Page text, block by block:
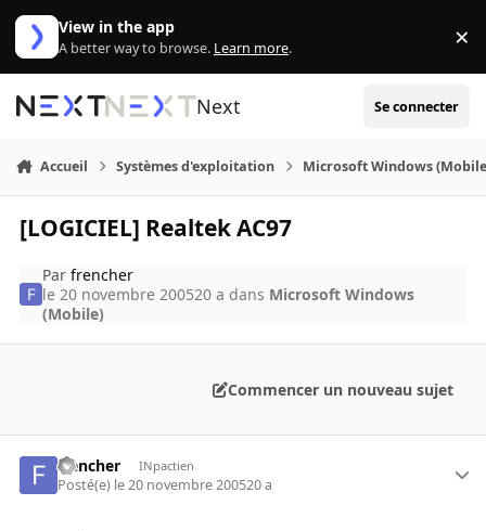
Aller au contenu
View in the app
A better way to browse. Learn more. ×
Next Se connecter
Accueil Systèmes d'exploitation Microsoft Windows
[LOGICIEL] Realtek AC97
Parfrencher
le 20 novembre 200520 a dans Microsoft Windows
(Mobile)
Commencer un nouveau sujet
frencher INpactien
Posté(e) le 20 novembre 200520 a